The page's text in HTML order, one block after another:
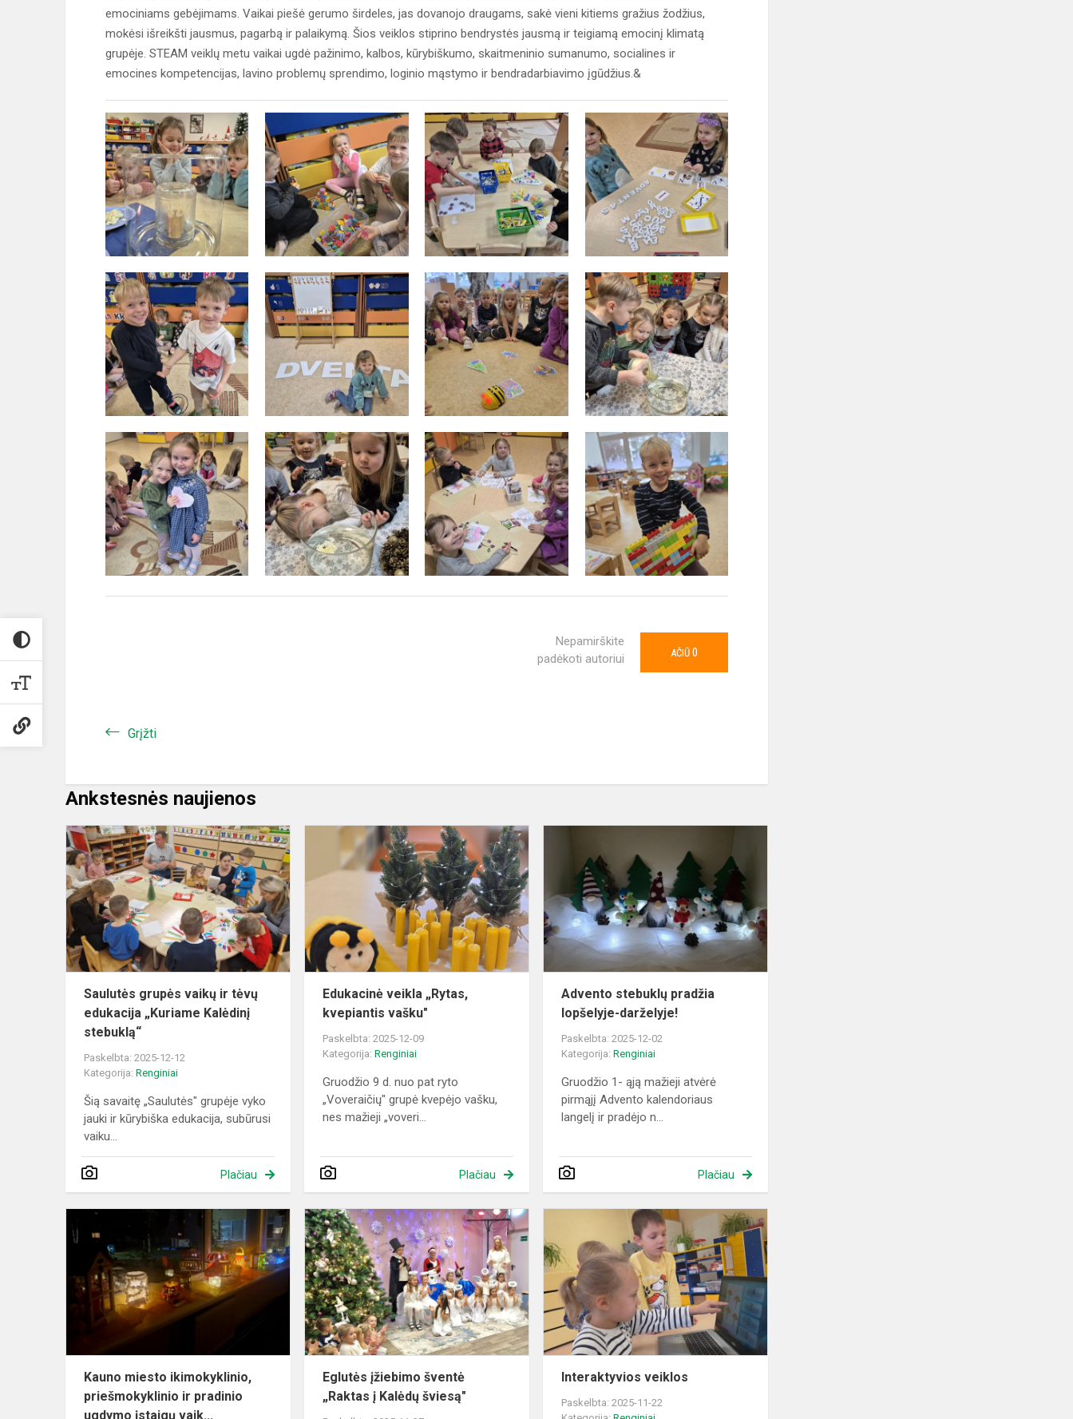
emociniams gebėjimams. Vaikai piešė gerumo širdeles, jas dovanojo draugams, sakė vieni kitiems gražius žodžius,
mokėsi išreikšti jausmus, pagarbą ir palaikymą. Šios veiklos stiprino bendrystės jausmą ir teigiamą emocinį klimatą
grupėje. STEAM veiklų metu vaikai ugdė pažinimo, kalbos, kūrybiškumo, skaitmeninio sumanumo, socialines ir
emocines kompetencijas, lavino problemų sprendimo, loginio mąstymo ir bendradarbiavimo įgūdžius.&
Nepamirškite
padėkoti autoriui
AČIŪ 0
Grįžti
Ankstesnės naujienos
Saulutės
grupės
vaikų
ir
tėvų
edukacija
„Kuriame
Kalėdinį
Saulutės grupės vaikų ir tėvų
edukacija „Kuriame Kalėdinį
stebuklą“
Paskelbta: 2025-12-12
Kategorija: Renginiai
Šią savaitę „Saulutės" grupėje vyko
jauki ir kūrybiška edukacija, subūrusi
vaiku...
Plačiau
Edukacinė
veikla
„Rytas,
kvepiantis
vašku"
Edukacinė veikla „Rytas,
kvepiantis vašku"
Paskelbta: 2025-12-09
Kategorija:Renginiai
Gruodžio 9 d. nuo pat ryto
„Voveraičių" grupė kvepėjo vašku,
nes mažieji „voveri...
Plačiau
darželyje!
Advento stebuklų pradžia
lopšelyje-darželyje!
Paskelbta: 2025-12-02
Kategorija:Renginiai
Gruodžio 1- ąją mažieji atvėrė
pirmąjį Advento kalendoriaus
langelį ir pradėjo n...
Plačiau
Kauno
miesto
ikimokyklinio,
priešmokyklinio
pradinio
ugd...
Kauno miesto ikimokyklinio,
priešmokyklinio ir pradinio
ugdymo įstaigų vaik...
įžiebimo
šventė
„Raktas
į
Kalėdų
šviesą"
Eglutės įžiebimo šventė
„Raktas į Kalėdų šviesą"
veiklos
Interaktyvios veiklos
Paskelbta: 2025-11-22